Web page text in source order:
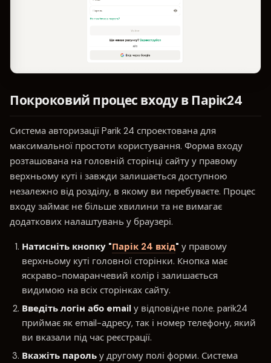
Покроковий процес входу в Парік24
Система авторизації Parik 24 спроектована для
максимальної простоти користування. Форма входу
розташована на головній сторінці сайту у правому
верхньому куті і завжди залишається доступною
незалежно від розділу, в якому ви перебуваєте. Процес
входу займає не більше хвилини та не вимагає
додаткових налаштувань у браузері.
Натисніть кнопку "Парік 24 вхід" у правому
верхньому куті головної сторінки. Кнопка має
яскраво-помаранчевий колір і залишається
видимою на всіх сторінках сайту.
Введіть логін або email у відповідне поле. parik24
приймає як email-адресу, так і номер телефону, який
ви вказали під час реєстрації.
Вкажіть пароль у другому полі форми. Система